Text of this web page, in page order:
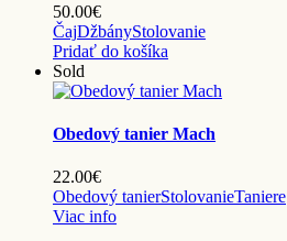
50.00€
ČajDžbányStolovanie
Pridať do košíka
Sold
Obedový tanier Mach
22.00€
Obedový tanierStolovanieTaniere
Viac info